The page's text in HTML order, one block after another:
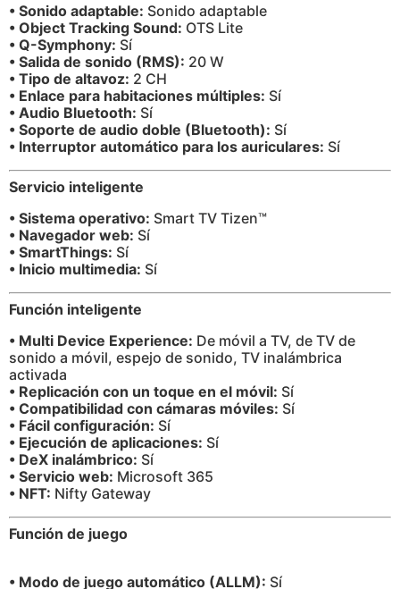
• Sonido adaptable: Sonido adaptable
• Object Tracking Sound: OTS Lite
• Q-Symphony: Sí
• Salida de sonido (RMS): 20 W
• Tipo de altavoz: 2 CH
• Enlace para habitaciones múltiples: Sí
• Audio Bluetooth: Sí
• Soporte de audio doble (Bluetooth): Sí
• Interruptor automático para los auriculares: Sí
Servicio inteligente
• Sistema operativo: Smart TV Tizen™
• Navegador web: Sí
• SmartThings: Sí
• Inicio multimedia: Sí
Función inteligente
• Multi Device Experience: De móvil a TV, de TV de
sonido a móvil, espejo de sonido, TV inalámbrica
activada
• Replicación con un toque en el móvil: Sí
• Compatibilidad con cámaras móviles: Sí
• Fácil configuración: Sí
• Ejecución de aplicaciones: Sí
• DeX inalámbrico: Sí
• Servicio web: Microsoft 365
• NFT: Nifty Gateway
Función de juego
• Modo de juego automático (ALLM): Sí